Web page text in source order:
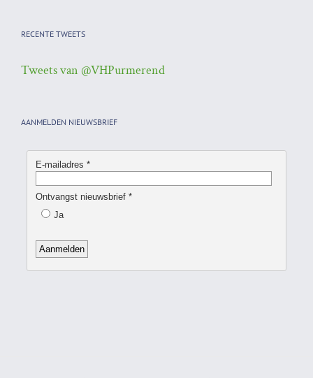
RECENTE TWEETS
Tweets van @VHPurmerend
AANMELDEN NIEUWSBRIEF